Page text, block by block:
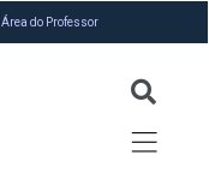
Área do Professor